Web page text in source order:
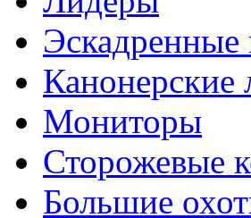
Канонерские
Мониторы
Сторожевые
Большие